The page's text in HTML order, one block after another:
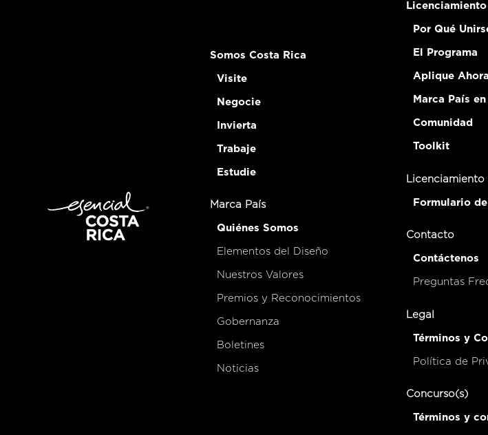
Somos Costa Rica
Visite
Negocie
Invierta
Trabaje
Estudie
Marca País
Quiénes Somos
Elementos del Diseño
Nuestros Valores
Premios y Reconocimientos
Gobernanza
Boletines
Noticias
Licenciamiento
Por Qué
El Programa
Aplique Ahora
Marca País
Comunidad
Toolkit
Licenciamiento
Formulario
Contacto
Contáctenos
Preguntas
Legal
Términos y
Política de
Concurso(s)
Términos y